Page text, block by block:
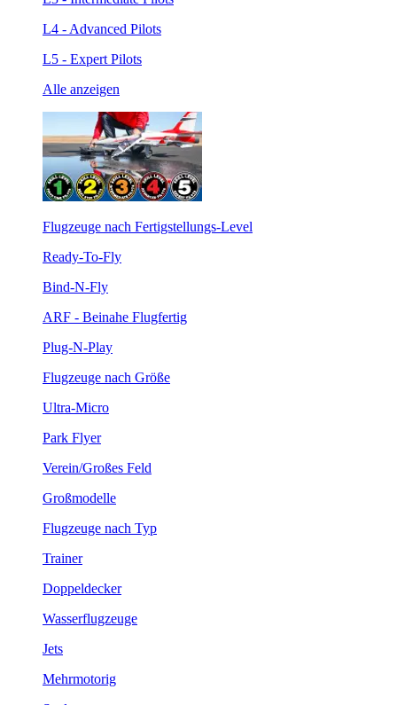
L4 - Advanced Pilots
L5 - Expert Pilots
Alle anzeigen
Flugzeuge nach Fertigstellungs-Level
Ready-To-Fly
Bind-N-Fly
ARF - Beinahe Flugfertig
Plug-N-Play
Flugzeuge nach Größe
Ultra-Micro
Park Flyer
Verein/Großes Feld
Großmodelle
Flugzeuge nach Typ
Trainer
Doppeldecker
Wasserflugzeuge
Jets
Mehrmotorig